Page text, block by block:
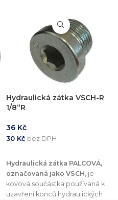
Hydraulická zátka VSCH-R
1/8“R
36 Kč
30 Kč bez DPH
Hydraulická zátka PALCOVÁ,
označovaná jako VSCH , je
kovová součástka používaná k
uzavření konců hydraulických